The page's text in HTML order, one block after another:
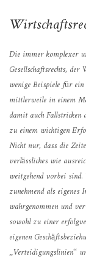
Die immer komplexer
Gesellschaftsrechts,
wenige Beispiele für
mittlerweile in einem
damit auch Fallstricken
zu einem wichtigen
Nicht nur, dass die
verlässliches wie
weitgehend vorbei
zunehmend als
wahrgenommen und
sowohl zu einer
eigenen
„Verteidigungslinien“